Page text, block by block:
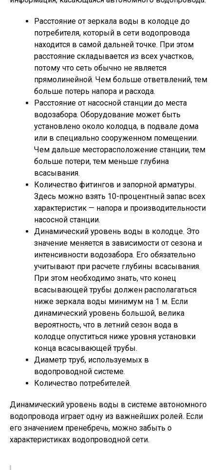
Расстояние от зеркала воды в колодце до
потребителя, который в сети водопровода
находится в самой дальней точке. При этом
расстояние складывается из всех участков,
потому что сеть обычно не является
прямолинейной. Чем больше ответвлений, тем
больше потерь напора и расхода.
Расстояние от насосной станции до места
водозабора. Оборудование может быть
установлено около колодца, в подвале дома
или в специально сооруженном помещении.
Чем дальше месторасположение станции, тем
больше потери, тем меньше глубина
всасывания.
Количество фитингов и запорной арматуры.
Здесь можно взять 10-процентный запас всех
характеристик — напора и производительности
насосной станции.
Динамический уровень воды в колодце. Это
значение меняется в зависимости от сезона и
интенсивности водозабора. Его обязательно
учитывают при расчете глубины всасывания.
При этом необходимо знать, что конец
всасывающей трубы должен располагаться
ниже зеркала воды минимум на 1 м. Если
динамический уровень большой, велика
вероятность, что в летний сезон вода в
колодце опуститься ниже уровня установки
конца всасывающей трубы.
Диаметр труб, используемых в
водопроводной системе.
Количество потребителей.
Динамический уровень воды в системе автономного
водопровода играет одну из важнейших ролей. Если
его значением пренебречь, можно забыть о
характеристиках водопроводной сети.